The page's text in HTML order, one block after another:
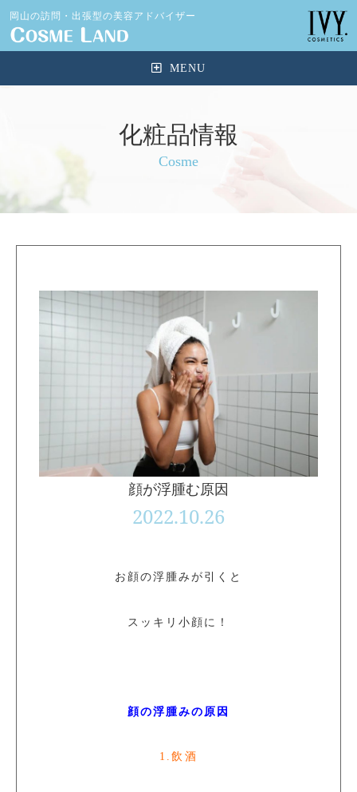
岡山の訪問・出張型の美容アドバイザー
化粧品情報
Cosme
顔が浮腫む原因
2022.10.26
お顔の浮腫みが引くと
スッキリ小顔に！
顔の浮腫みの原因
1.飲酒